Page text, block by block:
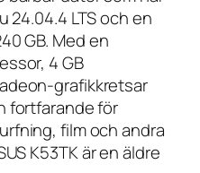
LTS och en
GB. Med en
4 GB
grafikkretsar
fortfarande för
film och andra
K53TK är en äldre